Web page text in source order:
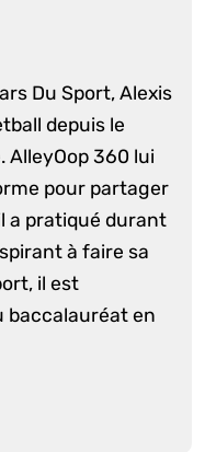
Du Sport, Alexis
depuis le
AlleyOop 360 lui
pour partager
a pratiqué durant
à faire sa
il est
baccalauréat en